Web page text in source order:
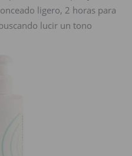
ligero, 2 horas para
lucir un tono